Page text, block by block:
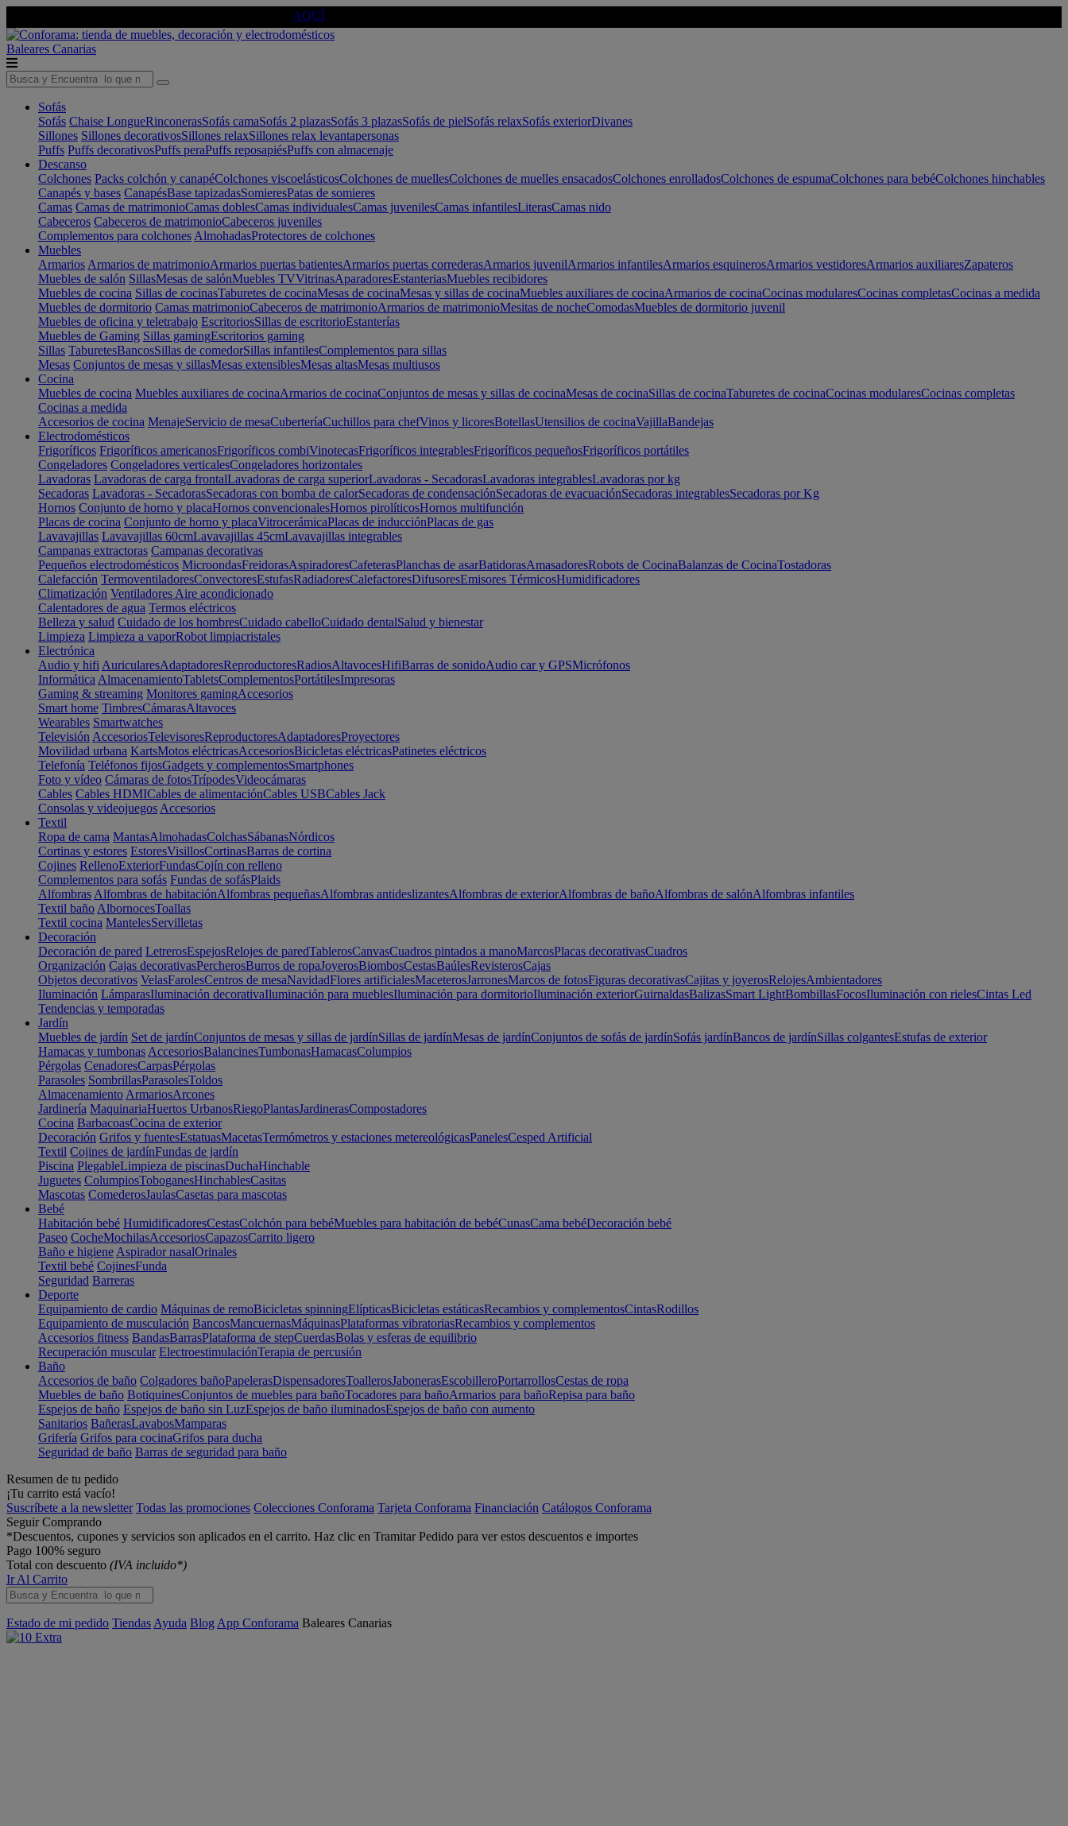
AQUÍ
Baleares Canarias
Sofás
Sofás Chaise LongueRinconerasSofás camaSofás 2 plazasSofás 3 plazasSofás de pielSofás relaxSofás exteriorDivanes
Sillones Sillones decorativosSillones relaxSillones relax levantapersonas
Puffs Puffs decorativosPuffs peraPuffs reposapiésPuffs con almacenaje
Descanso
Colchones Packs colchón y canapéColchones viscoelásticosColchones de muellesColchones de muelles ensacadosColchones enrolladosColchones de espumaColchones para bebéColchones hinchables
Canapés y bases CanapésBase tapizadasSomieresPatas de somieres
Camas Camas de matrimonioCamas doblesCamas individualesCamas juvenilesCamas infantilesLiterasCamas nido
Cabeceros Cabeceros de matrimonioCabeceros juveniles
Complementos para colchones AlmohadasProtectores de colchones
Muebles
Armarios Armarios de matrimonioArmarios puertas batientesArmarios puertas correderasArmarios juvenilArmarios infantilesArmarios esquinerosArmarios vestidoresArmarios auxiliaresZapateros
Muebles de salón SillasMesas de salónMuebles TVVitrinasAparadoresEstanteriasMuebles recibidores
Muebles de cocina Sillas de cocinasTaburetes de cocinaMesas de cocinaMesas y sillas de cocinaMuebles auxiliares de cocinaArmarios de cocinaCocinas modularesCocinas completasCocinas a medida
Muebles de dormitorio Camas matrimonioCabeceros de matrimonioArmarios de matrimonioMesitas de nocheComodasMuebles de dormitorio juvenil
Muebles de oficina y teletrabajo EscritoriosSillas de escritorioEstanterías
Muebles de Gaming Sillas gamingEscritorios gaming
Sillas TaburetesBancosSillas de comedorSillas infantilesComplementos para sillas
Mesas Conjuntos de mesas y sillasMesas extensiblesMesas altasMesas multiusos
Cocina
Muebles de cocina Muebles auxiliares de cocinaArmarios de cocinaConjuntos de mesas y sillas de cocinaMesas de cocinaSillas de cocinaTaburetes de cocinaCocinas modularesCocinas completas
Cocinas a medida
Accesorios de cocina MenajeServicio de mesaCuberteríaCuchillos para chefVinos y licoresBotellasUtensilios de cocinaVajillaBandejas
Electrodomésticos
Frigoríficos Frigoríficos americanosFrigoríficos combiVinotecasFrigoríficos integrablesFrigoríficos pequeñosFrigoríficos portátiles
Congeladores Congeladores verticalesCongeladores horizontales
Lavadoras Lavadoras de carga frontalLavadoras de carga superiorLavadoras - SecadorasLavadoras integrablesLavadoras por kg
Secadoras Lavadoras - SecadorasSecadoras con bomba de calorSecadoras de condensaciónSecadoras de evacuaciónSecadoras integrablesSecadoras por Kg
Hornos Conjunto de horno y placaHornos convencionalesHornos pirolíticosHornos multifunción
Placas de cocina Conjunto de horno y placaVitrocerámicaPlacas de inducciónPlacas de gas
Lavavajillas Lavavajillas 60cmLavavajillas 45cmLavavajillas integrables
Campanas extractoras Campanas decorativas
Pequeños electrodomésticos MicroondasFreidorasAspiradoresCafeterasPlanchas de asarBatidorasAmasadoresRobots de CocinaBalanzas de CocinaTostadoras
Calefacción TermoventiladoresConvectoresEstufasRadiadoresCalefactoresDifusoresEmisores TérmicosHumidificadores
Climatización Ventiladores Aire acondicionado
Calentadores de agua Termos eléctricos
Belleza y salud Cuidado de los hombresCuidado cabelloCuidado dentalSalud y bienestar
Limpieza Limpieza a vaporRobot limpiacristales
Electrónica
Audio y hifi AuricularesAdaptadoresReproductoresRadiosAltavocesHifiBarras de sonidoAudio car y GPSMicrófonos
Informática AlmacenamientoTabletsComplementosPortátilesImpresoras
Gaming & streaming Monitores gamingAccesorios
Smart home TimbresCámarasAltavoces
Wearables Smartwatches
Televisión AccesoriosTelevisoresReproductoresAdaptadoresProyectores
Movilidad urbana KartsMotos eléctricasAccesoriosBicicletas eléctricasPatinetes eléctricos
Telefonía Teléfonos fijosGadgets y complementosSmartphones
Foto y vídeo Cámaras de fotosTrípodesVideocámaras
Cables Cables HDMICables de alimentaciónCables USBCables Jack
Consolas y videojuegos Accesorios
Textil
Ropa de cama MantasAlmohadasColchasSábanasNórdicos
Cortinas y estores EstoresVisillosCortinasBarras de cortina
Cojines RellenoExteriorFundasCojín con relleno
Complementos para sofás Fundas de sofásPlaids
Alfombras Alfombras de habitaciónAlfombras pequeñasAlfombras antideslizantesAlfombras de exteriorAlfombras de bañoAlfombras de salónAlfombras infantiles
Textil baño AlbornocesToallas
Textil cocina MantelesServilletas
Decoración
Decoración de pared LetrerosEspejosRelojes de paredTablerosCanvasCuadros pintados a manoMarcosPlacas decorativasCuadros
Organización Cajas decorativasPercherosBurros de ropaJoyerosBiombosCestasBaúlesRevisterosCajas
Objetos decorativos VelasFarolesCentros de mesaNavidadFlores artificialesMaceterosJarronesMarcos de fotosFiguras decorativasCajitas y joyerosRelojesAmbientadores
Iluminación LámparasIluminación decorativaIluminación para mueblesIluminación para dormitorioIluminación exteriorGuirnaldasBalizasSmart LightBombillasFocosIluminación con rielesCintas Led
Tendencias y temporadas
Jardín
Muebles de jardín Set de jardínConjuntos de mesas y sillas de jardínSillas de jardínMesas de jardínConjuntos de sofás de jardínSofás jardínBancos de jardínSillas colgantesEstufas de exterior
Hamacas y tumbonas AccesoriosBalancinesTumbonasHamacasColumpios
Pérgolas CenadoresCarpasPérgolas
Parasoles SombrillasParasolesToldos
Almacenamiento ArmariosArcones
Jardinería MaquinariaHuertos UrbanosRiegoPlantasJardinerasCompostadores
Cocina BarbacoasCocina de exterior
Decoración Grifos y fuentesEstatuasMacetasTermómetros y estaciones metereológicasPanelesCesped Artificial
Textil Cojines de jardínFundas de jardín
Piscina PlegableLimpieza de piscinasDuchaHinchable
Juguetes ColumpiosToboganesHinchablesCasitas
Mascotas ComederosJaulasCasetas para mascotas
Bebé
Habitación bebé HumidificadoresCestasColchón para bebéMuebles para habitación de bebéCunasCama bebéDecoración bebé
Paseo CocheMochilasAccesoriosCapazosCarrito ligero
Baño e higiene Aspirador nasalOrinales
Textil bebé CojinesFunda
Seguridad Barreras
Deporte
Equipamiento de cardio Máquinas de remoBicicletas spinningElípticasBicicletas estáticasRecambios y complementosCintasRodillos
Equipamiento de musculación BancosMancuernasMáquinasPlataformas vibratoriasRecambios y complementos
Accesorios fitness BandasBarrasPlataforma de stepCuerdasBolas y esferas de equilibrio
Recuperación muscular ElectroestimulaciónTerapia de percusión
Baño
Accesorios de baño Colgadores bañoPapelerasDispensadoresToallerosJabonerasEscobilleroPortarrollosCestas de ropa
Muebles de baño BotiquinesConjuntos de muebles para bañoTocadores para bañoArmarios para bañoRepisa para baño
Espejos de baño Espejos de baño sin LuzEspejos de baño iluminadosEspejos de baño con aumento
Sanitarios BañerasLavabosMamparas
Grifería Grifos para cocinaGrifos para ducha
Seguridad de baño Barras de seguridad para baño
Resumen de tu pedido
¡Tu carrito está vacío!
Suscríbete a la newsletter Todas las promociones Colecciones Conforama Tarjeta Conforama Financiación Catálogos Conforama
Seguir Comprando
*Descuentos, cupones y servicios son aplicados en el carrito. Haz clic en Tramitar Pedido para ver estos descuentos e importes
Pago 100% seguro
Total con descuento (IVA incluido*)
Ir Al Carrito
Estado de mi pedido Tiendas Ayuda Blog App Conforama Baleares Canarias